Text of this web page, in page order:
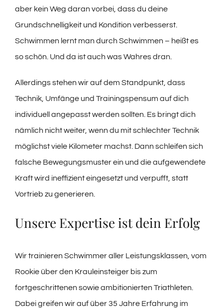
aber kein Weg daran vorbei, dass du deine
Grundschnelligkeit und Kondition verbesserst.
Schwimmen lernt man durch Schwimmen – heißt es
so schön. Und da ist auch was Wahres dran.
Allerdings stehen wir auf dem Standpunkt, dass
Technik, Umfänge und Trainingspensum auf dich
individuell angepasst werden sollten. Es bringt dich
nämlich nicht weiter, wenn du mit schlechter Technik
möglichst viele Kilometer machst. Dann schleifen sich
falsche Bewegungsmuster ein und die aufgewendete
Kraft wird ineffizient eingesetzt und verpufft, statt
Vortrieb zu generieren.
Unsere Expertise ist dein Erfolg
Wir trainieren Schwimmer aller Leistungsklassen, vom
Rookie über den Krauleinsteiger bis zum
fortgeschrittenen sowie ambitionierten Triathleten.
Dabei greifen wir auf über 35 Jahre Erfahrung im